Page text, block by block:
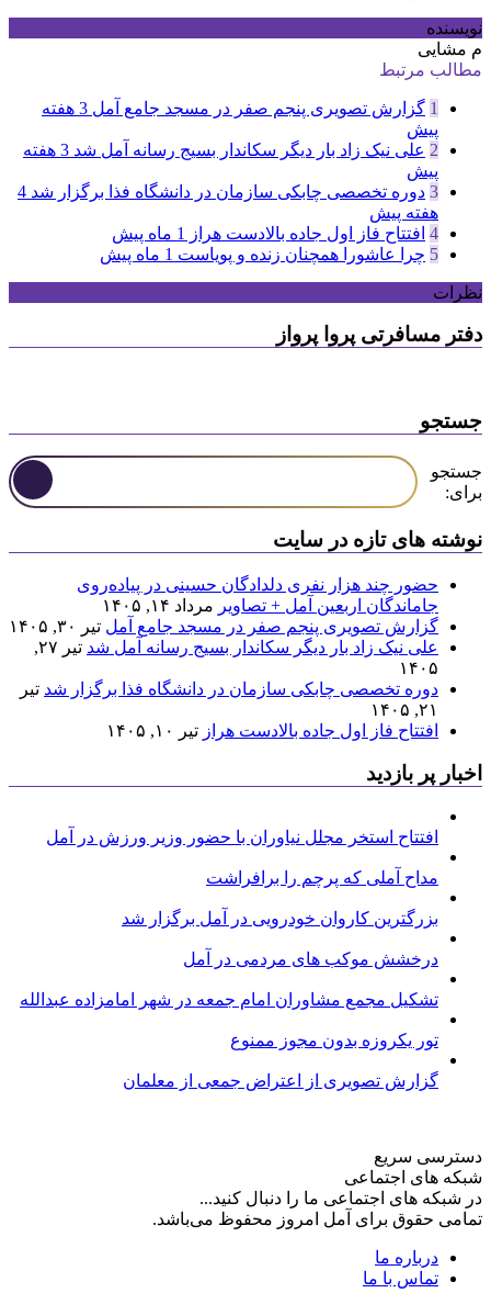
نویسنده
م مشایی
مطالب مرتبط
1 گزارش تصویری پنجم صفر در مسجد جامع آمل
3 هفته
پیش
2 علی نیک زاد بار دیگر سکاندار بسیج رسانه آمل شد
3 هفته
پیش
3 دوره تخصصی چابکی سازمان در دانشگاه فذا برگزار شد 4
هفته پیش
4 افتتاح فاز اول جاده بالادست هراز
1 ماه پیش
5 چرا عاشورا همچنان زنده و پویاست 1 ماه پیش
نظرات
دفتر مسافرتی پروا پرواز
جستجو
جستجو
برای:
نوشته های تازه در سایت
حضور چند هزار نفری دلدادگان حسینی در پیاده‌روی
جاماندگان اربعین آمل + تصاویر مرداد ۱۴, ۱۴۰۵
گزارش تصویری پنجم صفر در مسجد جامع آمل تیر ۳۰, ۱۴۰۵
علی نیک زاد بار دیگر سکاندار بسیج رسانه آمل شد
تیر ۲۷,
۱۴۰۵
دوره تخصصی چابکی سازمان در دانشگاه فذا برگزار شد تیر
۲۱, ۱۴۰۵
افتتاح فاز اول جاده بالادست هراز تیر ۱۰, ۱۴۰۵
اخبار پر بازدید
افتتاح استخر مجلل نیاوران با حضور وزیر ورزش در آمل
مداح آملی که پرچم را برافراشت
بزرگترین کاروان خودرویی در آمل برگزار شد
درخشش موکب های مردمی در آمل
تشکیل مجمع مشاوران امام جمعه در شهر امامزاده عبدالله
تور یکروزه بدون مجوز ممنوع
گزارش تصویری از اعتراض جمعی از معلمان
دسترسی سریع
شبکه های اجتماعی
در شبکه های اجتماعی ما را دنبال کنید...
تمامی حقوق برای آمل امروز محفوظ می‌باشد.
درباره ما
تماس با ما